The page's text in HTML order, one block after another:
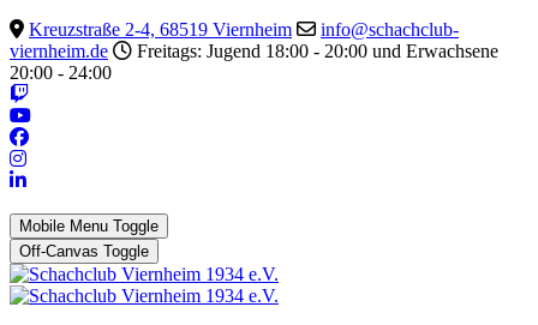
Kreuzstraße 2-4, 68519 Viernheim
info@schachclub-
viernheim.de
Freitags: Jugend 18:00 - 20:00 und Erwachsene
20:00 - 24:00
Mobile Menu Toggle
Off-Canvas Toggle